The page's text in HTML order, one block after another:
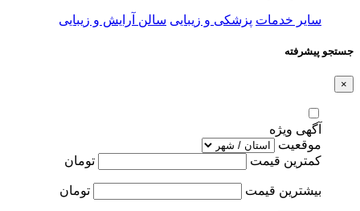
سایر خدمات پزشکی و زیبایی سالن آرایش و زیبایی
جستجو پیشرفته
×
آگهی ویژه
موقعیت
کمترین قیمت
تومان
بیشترین قیمت تومان